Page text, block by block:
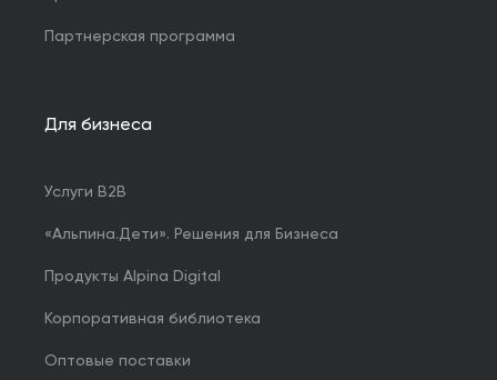
Партнерская программа
Для бизнеса
Услуги B2B
«Альпина.Дети». Решения для Бизнеса
Продукты Alpina Digital
Корпоративная библиотека
Оптовые поставки